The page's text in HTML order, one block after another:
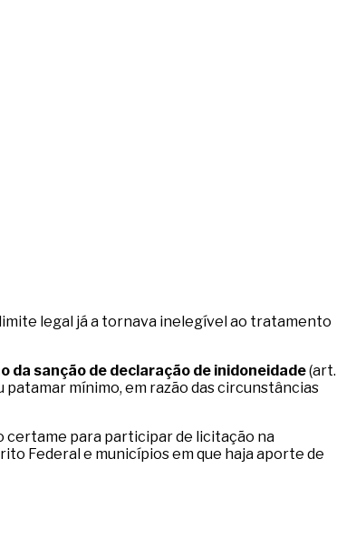
legal já a tornava inelegível ao tratamento
da sanção de declaração de inidoneidade(art.
mínimo, em razão das circunstâncias
certame para participar de licitação na
Federal e municípios em que haja aporte de